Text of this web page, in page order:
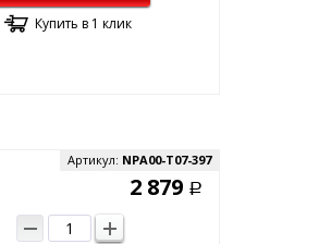
Купить в 1 клик
Артикул: NPA00-T07-397
2 879 Р